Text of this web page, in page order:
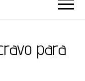
para